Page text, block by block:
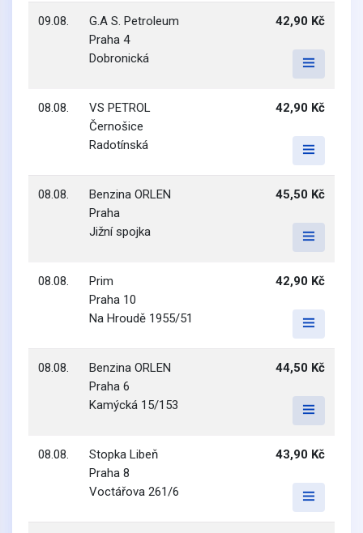
09.08.
G.A S. Petroleum
Praha 4
Dobronická
42,90 Kč
08.08.
VS PETROL
Černošice
Radotínská
42,90 Kč
08.08.
Benzina ORLEN
Praha
Jižní spojka
45,50 Kč
08.08.
Prim
Praha 10
Na Hroudě 1955/51
42,90 Kč
08.08.
Benzina ORLEN
Praha 6
Kamýcká 15/153
44,50 Kč
08.08.
Stopka Libeň
Praha 8
Voctářova 261/6
43,90 Kč